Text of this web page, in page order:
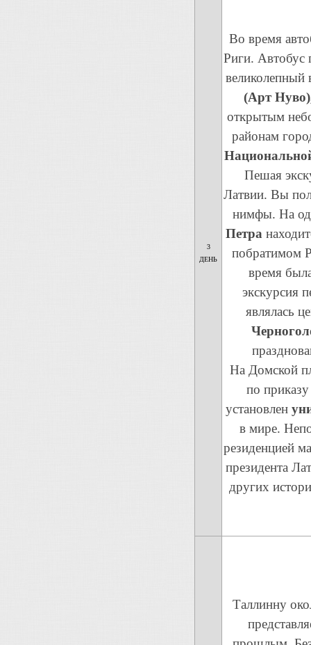
3
ДЕНЬ
Во время
Риги. Автобус
великолепный
(Арт
открытым
районам
Пешая
Латвии. Вы
нимфы. На
Петра
побратимом
время
экскурсия
являлась
На Домской
по
установлен
в мире.
резиденцией
президента
других
Таллинну